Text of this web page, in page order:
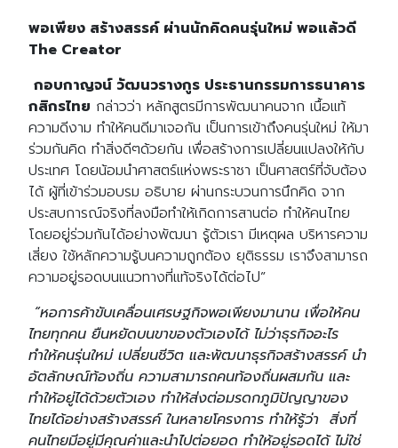
พอเพียง สร้างสรรค์ ผ่านนักคิดคนรุ่นใหม่ พอแล้วดี
The Creator
กอบกาญจน์ วัฒนวรางกูร ประธานกรรมการธนาคาร
กสิกรไทย กล่าวว่า หลักสูตรมีการพัฒนาคนจาก เนื้อแท้
ความดีงาม ทำให้คนดีมาเจอกัน เป็นการเข้าถึงคนรุ่นใหม่ ให้มา
ร่วมกันคิด ทำสิ่งดีๆด้วยกัน เพื่อสร้างการเปลี่ยนแปลงให้กับ
ประเทศ โดยน้อมนำศาสตร์แห่งพระราชา เป็นศาสตร์ที่จับต้อง
ได้ ผู้ที่เข้าร่วมอบรม อธิบาย ผ่านกระบวนการนึกคิด จาก
ประสบการณ์จริงที่ลงมือทำให้เกิดการสานต่อ ทำให้คนไทย
โดยอยู่ร่วมกันได้อย่างพัฒนา รู้ตัวเรา มีเหตุผล บริหารความ
เสี่ยง ใช้หลักความรู้บนความถูกต้อง ยุติธรรม เราจึงสามารถ
ความอยู่รอดบนแนวทางที่แท้จริงได้ต่อไป”
“หอการค้าขับเคลื่อนเศรษฐกิจพอเพียงมานาน เพื่อให้คน
ไทยทุกคน ยืนหยัดบนขาของตัวเองได้ ไม่ว่าธุรกิจอะไร
ทำให้คนรุ่นใหม่ เปลี่ยนชีวิต และพัฒนาธุรกิจสร้างสรรค์ นำ
อัตลักษณ์ท้องถิ่น ความสามารถคนท้องถิ่นผสมกัน และ
ทำให้อยู่ได้ด้วยตัวเอง ทำให้ส่งต่อมรดกภูมิปัญญาของ
ไทยได้อย่างสร้างสรรค์ ในหลายโครงการ ทำให้รู้ว่า สิ่งที่
คนไทยมีอยู่มีคุณค่าและนำไปต่อยอด ทำให้อยู่รอดได้ ไม่ใช่